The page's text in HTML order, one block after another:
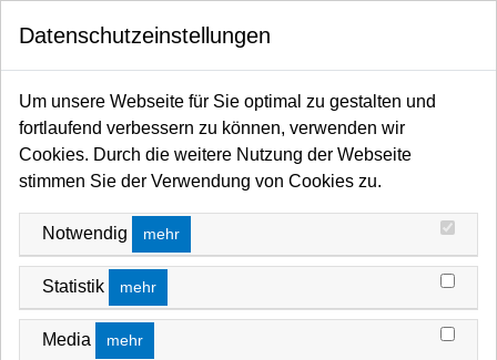
Startseite
LED
LED - mobiles Foto/Video Licht
Datenschutzeinstellungen
Um unsere Webseite für Sie optimal zu gestalten und
fortlaufend verbessern zu können, verwenden wir
Cookies. Durch die weitere Nutzung der Webseite
stimmen Sie der Verwendung von Cookies zu.
Notwendig mehr
Statistik mehr
Media mehr